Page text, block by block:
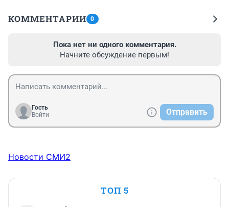
КОММЕНТАРИИ 0
Пока нет ни одного комментария.
Начните обсуждение первым!
Гость
Войти
Отправить
Новости СМИ2
ТОП 5